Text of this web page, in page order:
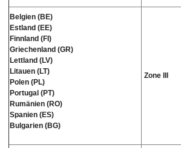
Belgien (BE)
Estland (EE)
Finnland (FI)
Griechenland (GR)
Lettland (LV)
Litauen (LT)
Polen (PL)
Portugal (PT)
Rumänien (RO)
Spanien (ES)
Bulgarien (BG)
Zone III